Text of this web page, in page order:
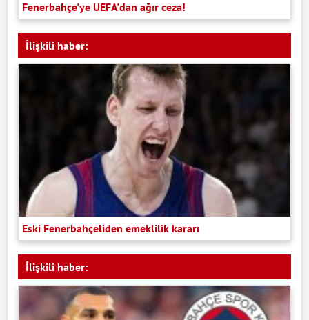
Fenerbahçe'ye UEFA'dan ağır ceza!
İlişkili haber:
Eski Fenerbahçeliden emeklilik kararı
İlişkili haber: